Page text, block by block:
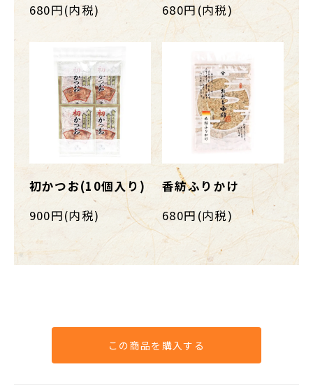
680円(内税)
680円(内税)
初かつお(10個入り)
900円(内税)
香紡ふりかけ
680円(内税)
この商品を購入する